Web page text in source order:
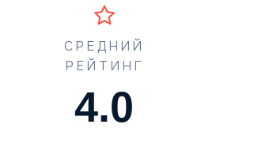
СРЕДНИЙ
РЕЙТИНГ
4.5